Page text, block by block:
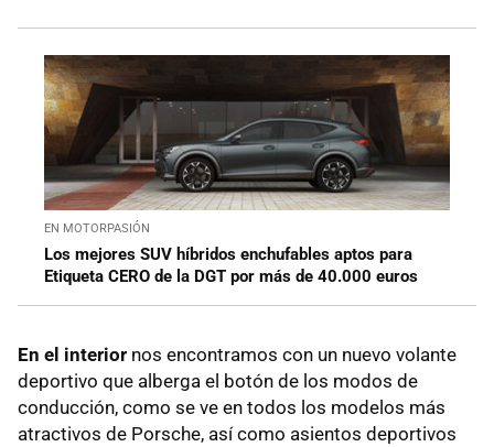
EN MOTORPASIÓN
Los mejores SUV híbridos enchufables aptos para
Etiqueta CERO de la DGT por más de 40.000 euros
En el interior nos encontramos con un nuevo volante
deportivo que alberga el botón de los modos de
conducción, como se ve en todos los modelos más
atractivos de Porsche, así como asientos deportivos